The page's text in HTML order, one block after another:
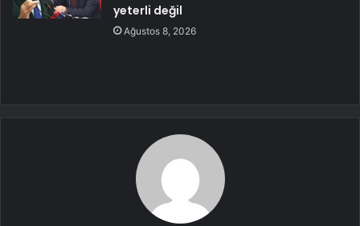
yeterli değil
Ağustos 8, 2026